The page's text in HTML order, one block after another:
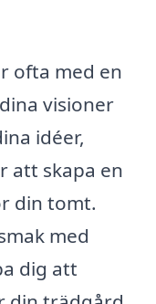
ofta med en
visioner
idéer,
att skapa en
din tomt.
med
dig att